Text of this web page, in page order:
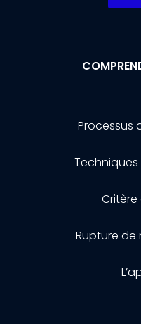
Processus
Rupture de